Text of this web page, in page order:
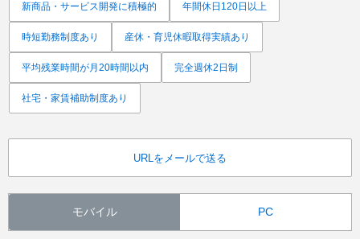
新商品・サービス開発に積極的 年間休日120日以上
時短勤務制度あり 産休・育児休暇取得実績あり
平均残業時間が月20時間以内 完全週休2日制
社宅・家賃補助制度あり
URLをメールで送る
モバイル PC